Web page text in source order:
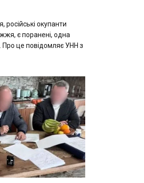
російські окупанти
є поранені, одна
це повідомляє УНН з